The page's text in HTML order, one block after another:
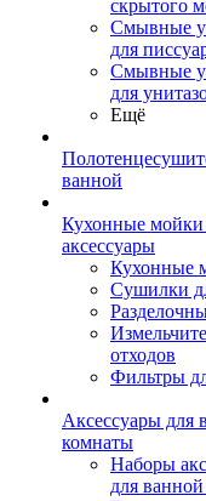
скрытого
Смывные
для
Смывные
для
Ещё
ванной
Кухонные мойки
аксессуары
Кухонные
Сушилки
отходов
Фильтры
Аксессуары для
комнаты
Наборы
для